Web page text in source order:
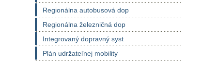
Regionálna autobusová dop
Regionálna železničná dop
Integrovaný dopravný syst
Plán udržateľnej mobility